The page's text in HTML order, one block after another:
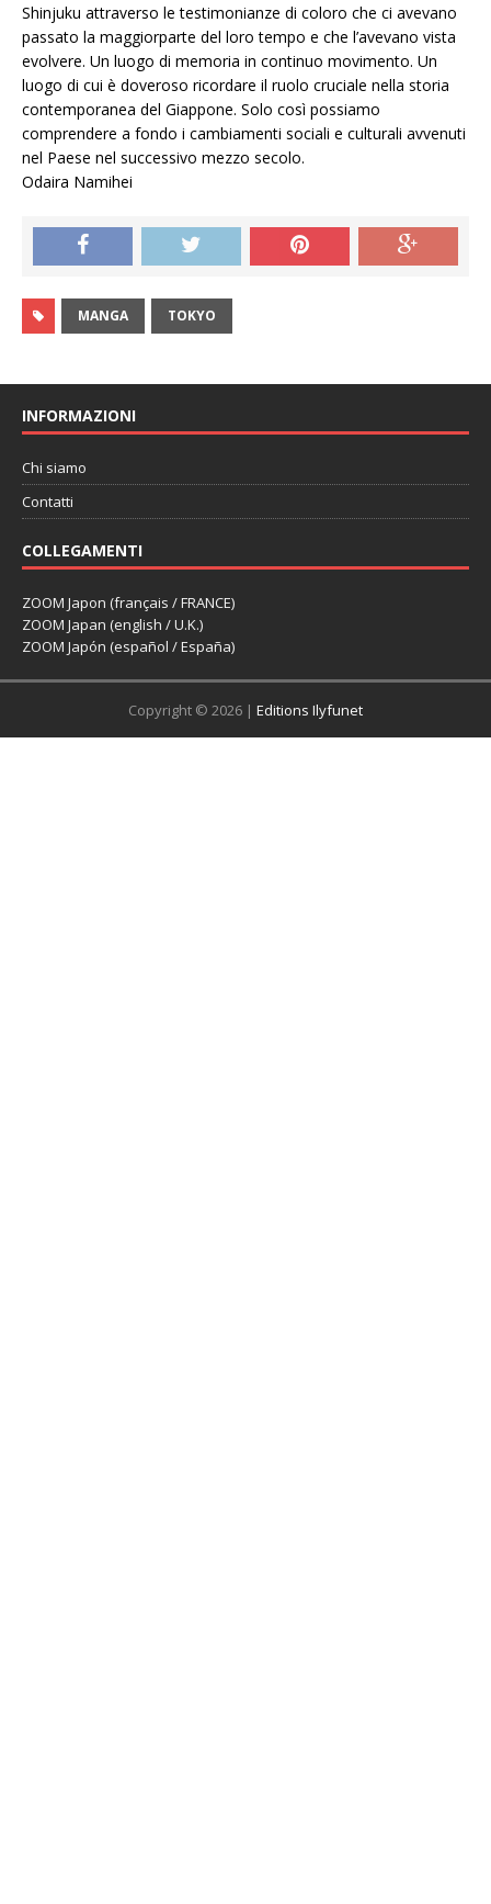
Shinjuku attraverso le testimonianze di coloro che ci avevano
passato la maggiorparte del loro tempo e che l’avevano vista
evolvere. Un luogo di memoria in continuo movimento. Un
luogo di cui è doveroso ricordare il ruolo cruciale nella storia
contemporanea del Giappone. Solo così possiamo
comprendere a fondo i cambiamenti sociali e culturali avvenuti
nel Paese nel successivo mezzo secolo.
Odaira Namihei
MANGA TOKYO
INFORMAZIONI
Chi siamo
Contatti
COLLEGAMENTI
ZOOM Japon (français / FRANCE)
ZOOM Japan (english / U.K.)
ZOOM Japón (español / España)
Copyright © 2026 | Editions Ilyfunet